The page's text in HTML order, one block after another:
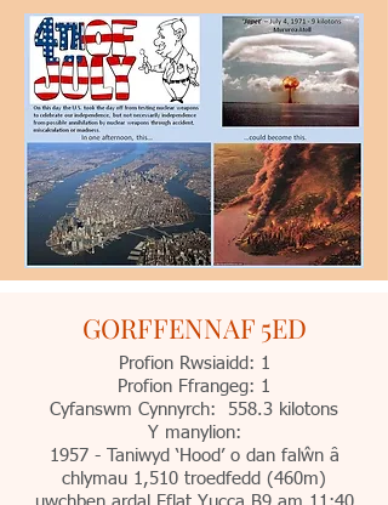
GORFFENNAF 5ED
Profion Rwsiaidd: 1
Profion Ffrangeg: 1
Cyfanswm Cynnyrch: 558.3 kilotons
Y manylion:
1957 - Taniwyd ‘Hood’ o dan falŵn â
chlymau 1,510 troedfedd (460m)